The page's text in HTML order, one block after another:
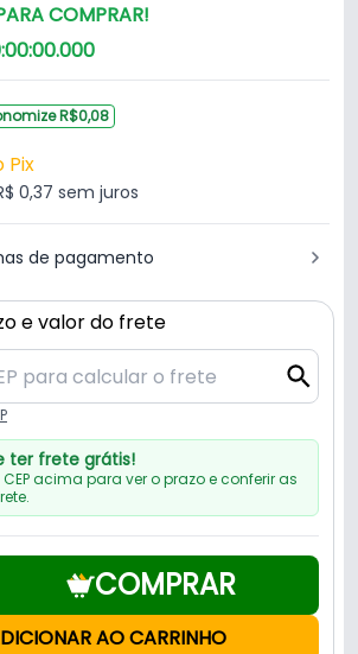
COMPRAR!
:00:00.000
R$0,08
Pix
0,37 sem juros
de pagamento
e valor do frete
ter frete grátis!
acima para ver o prazo e conferir as
COMPRAR
AO CARRINHO